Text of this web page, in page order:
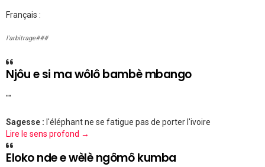
Français :
l'arbitrage###
Njôu e si ma wôlô bambè mbango
""
Sagesse : l'éléphant ne se fatigue pas de porter l'ivoire
Lire le sens profond →
Eloko nde e wèlè ngômô kumba